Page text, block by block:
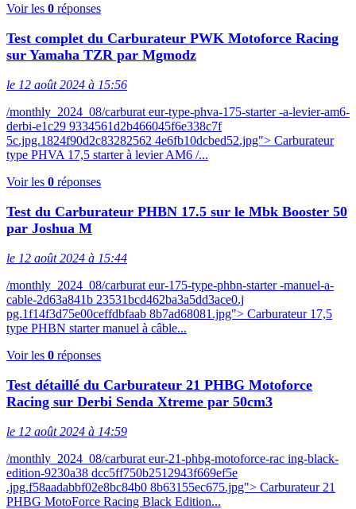
Voir les 0 réponses
Test complet du Carburateur PWK Motoforce Racing
sur Yamaha TZR par Mgmodz
le 12 août 2024 à 15:56
/monthly_2024_08/carburat eur-type-phva-175-starter -a-levier-am6-
derbi-e1c29 9334561d2b466045f6e338c7f
5c.jpg.1824f90d2c83282562 4e6fb10dcbed52.jpg"> Carburateur
type PHVA 17,5 starter à levier AM6 /...
Voir les 0 réponses
Test du Carburateur PHBN 17.5 sur le Mbk Booster 50
par Joshua M
le 12 août 2024 à 15:44
/monthly_2024_08/carburat eur-175-type-phbn-starter -manuel-a-
cable-2d63a841b 23531bcd462ba3a5dd3ace0.j
pg.1f14f3d75e00ceffdbfaab 8b7ad68081.jpg"> Carburateur 17,5
type PHBN starter manuel à câble...
Voir les 0 réponses
Test détaillé du Carburateur 21 PHBG Motoforce
Racing sur Derbi Senda Xtreme par 50cm3
le 12 août 2024 à 14:59
/monthly_2024_08/carburat eur-21-phbg-motoforce-rac ing-black-
edition-9230a38 dcc5ff750b2512943f669ef5e
.jpg.f58aadabbf02e8bc84b0 8b63155ec675.jpg"> Carburateur 21
PHBG MotoForce Racing Black Edition...